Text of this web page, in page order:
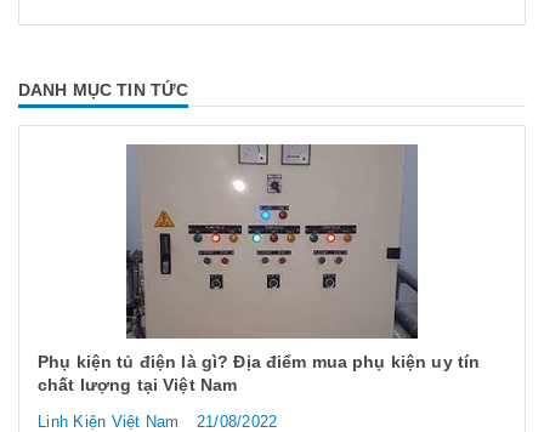
DANH MỤC TIN TỨC
Phụ kiện tủ điện là gì? Địa điểm mua phụ kiện uy tín
chất lượng tại Việt Nam
Linh Kiện Việt Nam
21/08/2022